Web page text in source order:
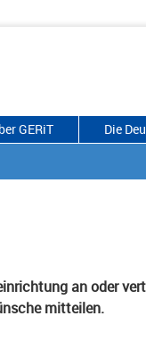
GERiT
Die
an oder
mitteilen.